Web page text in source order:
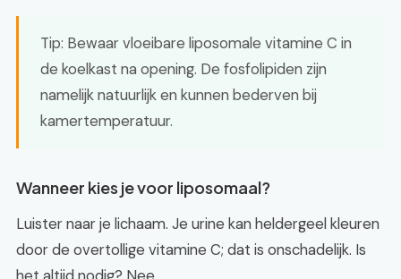
Tip: Bewaar vloeibare liposomale vitamine C in
de koelkast na opening. De fosfolipiden zijn
namelijk natuurlijk en kunnen bederven bij
kamertemperatuur.
Wanneer kies je voor liposomaal?
Luister naar je lichaam. Je urine kan heldergeel kleuren
door de overtollige vitamine C; dat is onschadelijk. Is